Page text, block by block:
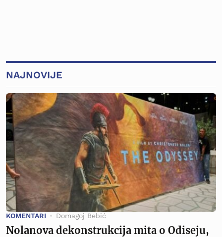
NAJNOVIJE
KOMENTARI Domagoj Bebić
Nolanova dekonstrukcija mita o Odiseju,